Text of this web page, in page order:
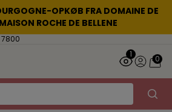
OPKØB FRA DOMAINE DE
ROCHE DE BELLENE
1
0